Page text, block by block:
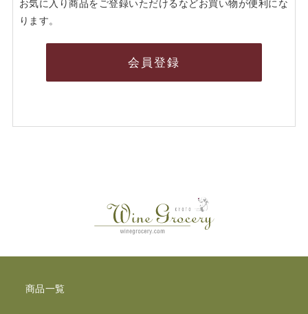
お気に入り商品をご登録いただけるなどお買い物が便利にな
ります。
会員登録
商品一覧